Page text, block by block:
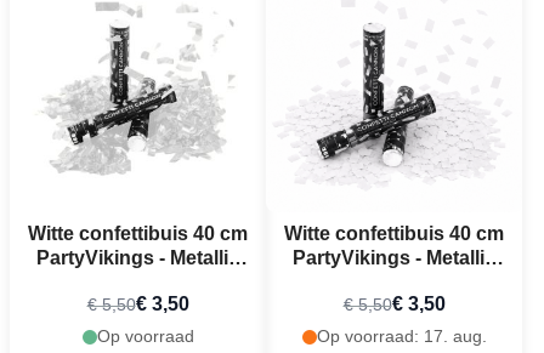
Witte confettibuis 40 cm
PartyVikings - Metallic
€ 5,50€ 3,50
Op voorraad
Witte confettibuis 40 cm
PartyVikings - Metallic
€ 5,50€ 3,50
Op voorraad: 17. aug.